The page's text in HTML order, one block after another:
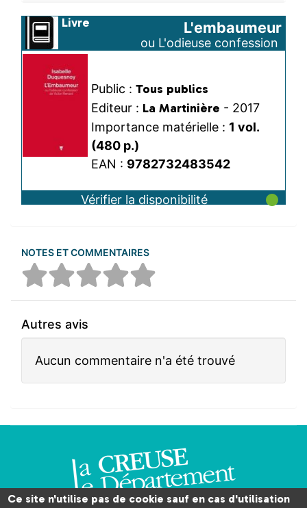
Ressources numériques gratuites
Presse en ligne
Livre L'embaumeur
ou L'odieuse confession
Public : Tous publics
Editeur : La Martinière - 2017
Importance matérielle : 1 vol.
(480 p.)
EAN : 9782732483542
Vérifier la disponibilité
NOTES ET COMMENTAIRES
Autres avis
Aucun commentaire n'a été trouvé
Ce site n'utilise pas de cookie sauf en cas d'utilisation